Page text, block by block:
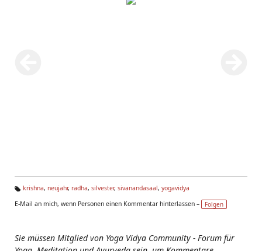
g
krishna, neujahr, radha, silvester, sivanandasaal, yogavidya
E-Mail an mich, wenn Personen einen Kommentar hinterlassen –
Folgen
Sie müssen Mitglied von Yoga Vidya Community - Forum für